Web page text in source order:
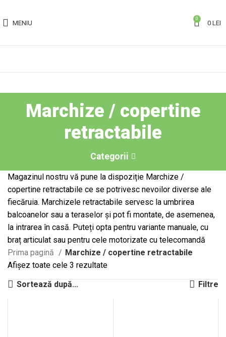
MENIU
0
0 LEI
Marchize / copertine
retractabile
Categorii
Magazinul nostru vă pune la dispoziție Marchize /
copertine retractabile ce se potrivesc nevoilor diverse ale
fiecăruia. Marchizele retractabile servesc la umbrirea
balcoanelor sau a teraselor și pot fi montate, de asemenea,
la intrarea în casă. Puteți opta pentru variante manuale, cu
braț articulat sau pentru cele motorizate cu telecomandă
Prima pagină
Marchize / copertine retractabile
Afișez toate cele 3 rezultate
Sortează după...
Filtre